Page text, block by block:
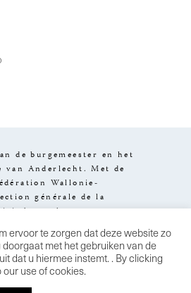
de burgemeester en het
van Anderlecht. Met de
Wallonie-
générale de la
en van
Gewest.
Wettelijke
Privacybeleid
ervoor te zorgen dat deze website zo
met het gebruiken van de
dat u hiermee instemt. . By clicking
our use of cookies.